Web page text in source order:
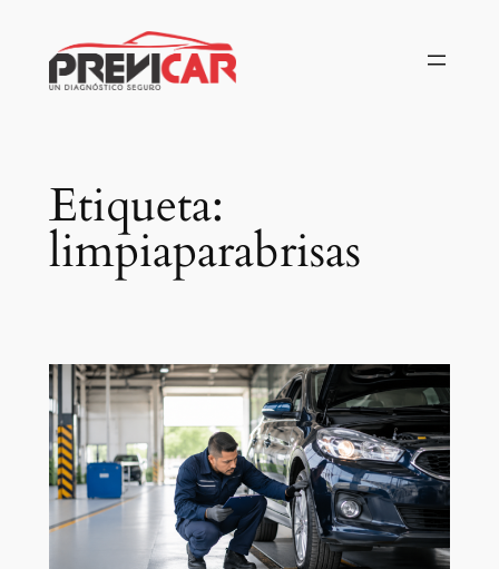
contenido
Etiqueta:
limpiaparabrisas